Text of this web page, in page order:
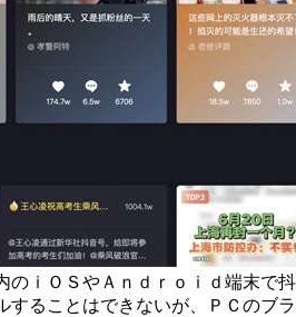
のｉＯＳやＡｎｄｒｏｉｄ端末で抖
することはできないが、ＰＣのブラ